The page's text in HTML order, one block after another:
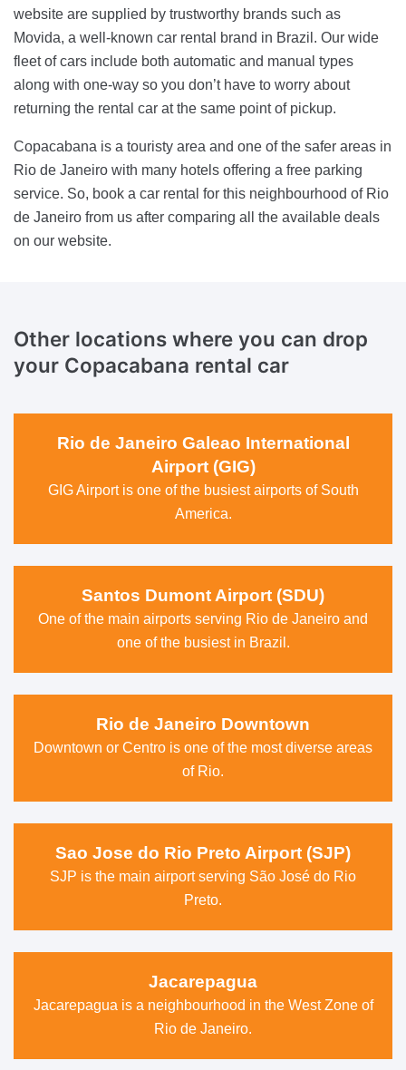
website are supplied by trustworthy brands such as
Movida, a well-known car rental brand in Brazil. Our wide
fleet of cars include both automatic and manual types
along with one-way so you don’t have to worry about
returning the rental car at the same point of pickup.
Copacabana is a touristy area and one of the safer areas in
Rio de Janeiro with many hotels offering a free parking
service. So, book a car rental for this neighbourhood of Rio
de Janeiro from us after comparing all the available deals
on our website.
Other locations where you can drop
your Copacabana rental car
Rio de Janeiro Galeao International
Airport (GIG)
GIG Airport is one of the busiest airports of South
America.
Santos Dumont Airport (SDU)
One of the main airports serving Rio de Janeiro and
one of the busiest in Brazil.
Rio de Janeiro Downtown
Downtown or Centro is one of the most diverse areas
of Rio.
Sao Jose do Rio Preto Airport (SJP)
SJP is the main airport serving São José do Rio
Preto.
Jacarepagua
Jacarepagua is a neighbourhood in the West Zone of
Rio de Janeiro.